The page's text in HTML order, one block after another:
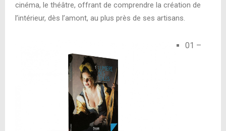
cinéma, le théâtre, offrant de comprendre la création de
l’intérieur, dès l’amont, au plus près de ses artisans.
01 –